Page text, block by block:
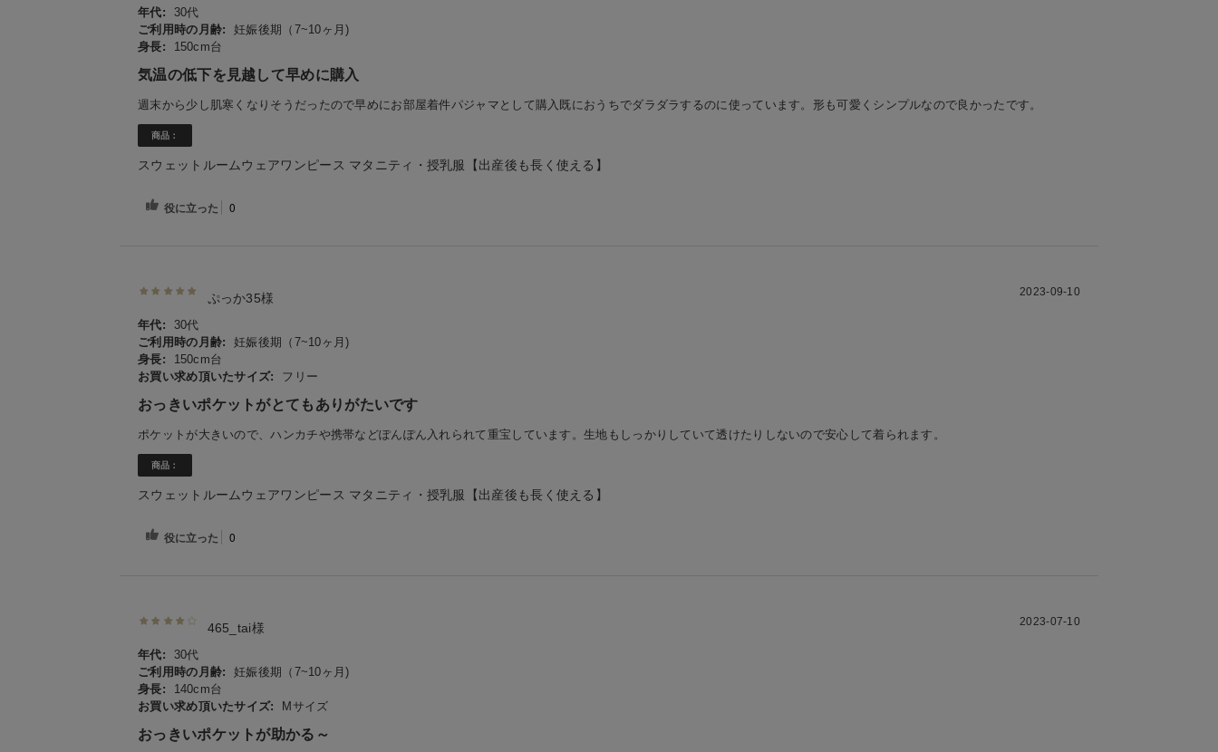
年代:
30代
ご利用時の月齢:
妊娠後期（7~10ヶ月)
身長:
150cm台
気温の低下を見越して早めに購入
週末から少し肌寒くなりそうだったので早めにお部屋着件パジャマとして購入既におうちでダラダラするのに使っています。形も可愛くシンプルなので良かったです。
商品：
スウェットルームウェアワンピース マタニティ・授乳服【出産後も長く使える】
役に立った 0
ぷっか35様 2023-09-10
年代:
30代
ご利用時の月齢:
妊娠後期（7~10ヶ月)
身長:
150cm台
お買い求め頂いたサイズ:
フリー
おっきいポケットがとてもありがたいです
ポケットが大きいので、ハンカチや携帯などぽんぽん入れられて重宝しています。生地もしっかりしていて透けたりしないので安心して着られます。
商品：
スウェットルームウェアワンピース マタニティ・授乳服【出産後も長く使える】
役に立った 0
465_tai様 2023-07-10
年代:
30代
ご利用時の月齢:
妊娠後期（7~10ヶ月)
身長:
140cm台
お買い求め頂いたサイズ:
Mサイズ
おっきいポケットが助かる～